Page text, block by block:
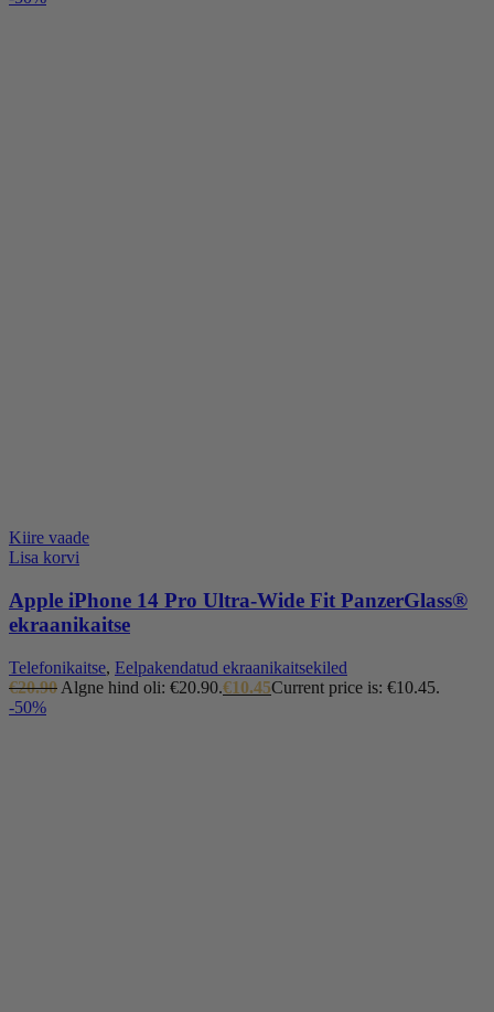
Kiire vaade
Lisa korvi
Apple iPhone 14 Pro Ultra-Wide Fit PanzerGlass®
ekraanikaitse
Telefonikaitse, Eelpakendatud ekraanikaitsekiled
€20.90 Algne hind oli: €20.90.€10.45Current price is: €10.45.
-50%